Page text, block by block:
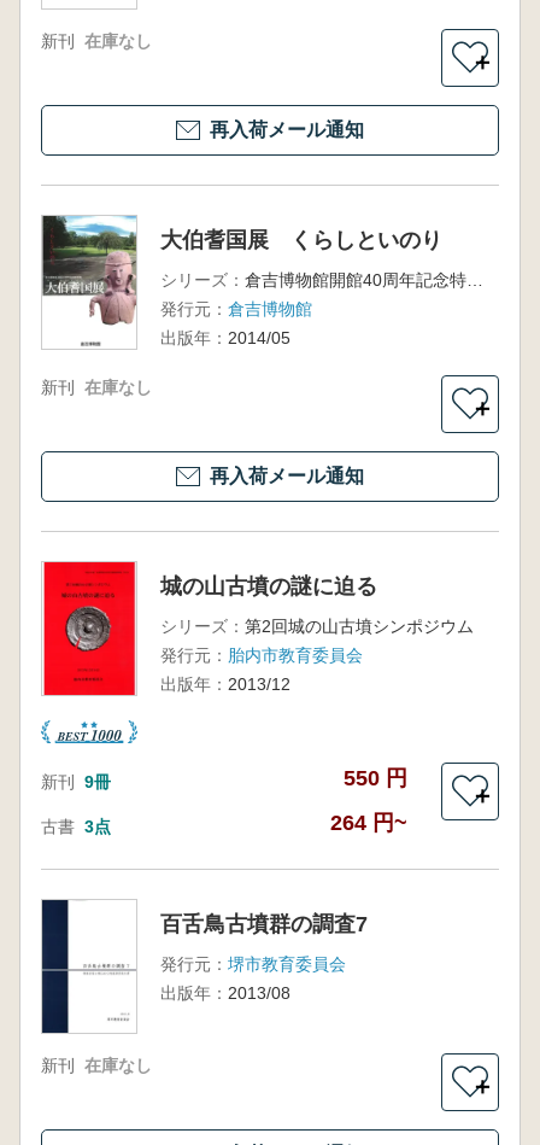
新刊 在庫なし
＋
再入荷メール通知
大伯耆国展 くらしといのり
シリーズ：
倉吉博物館開館40周年記念特別展
発行元： 倉吉博物館
出版年： 2014/05
新刊 在庫なし
＋
再入荷メール通知
城の山古墳の謎に迫る
シリーズ： 第2回城の山古墳シンポジウム
発行元： 胎内市教育委員会
出版年： 2013/12
新刊 9冊 550 円
古書 3点 264 円~
＋
百舌鳥古墳群の調査7
発行元： 堺市教育委員会
出版年： 2013/08
新刊 在庫なし
＋